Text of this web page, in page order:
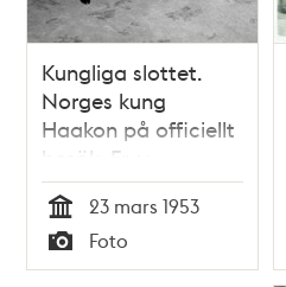
Kungliga slottet.
Norges kung
Haakon på officiellt
besök. Fr. v.
drottning Louise,
kung Haakon, kung
Gustaf VI Adolf,
prinsessan Ingeborg
Tid
23 mars 1953
Typ
Foto